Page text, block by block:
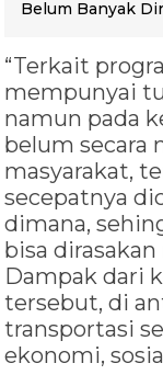
Belum Banyak
“Terkait
mempunyai
namun pada
belum secara
masyarakat,
secepatnya
dimana,
bisa
Dampak dari
tersebut, di
transportasi
ekonomi,